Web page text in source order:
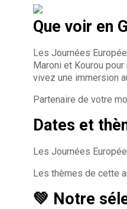
Que voir en
Les Journées
Maroni et Kourou
vivez une immersion
Partenaire de votre
Dates et
Les Journées
Les thèmes de cette
💚 Notre